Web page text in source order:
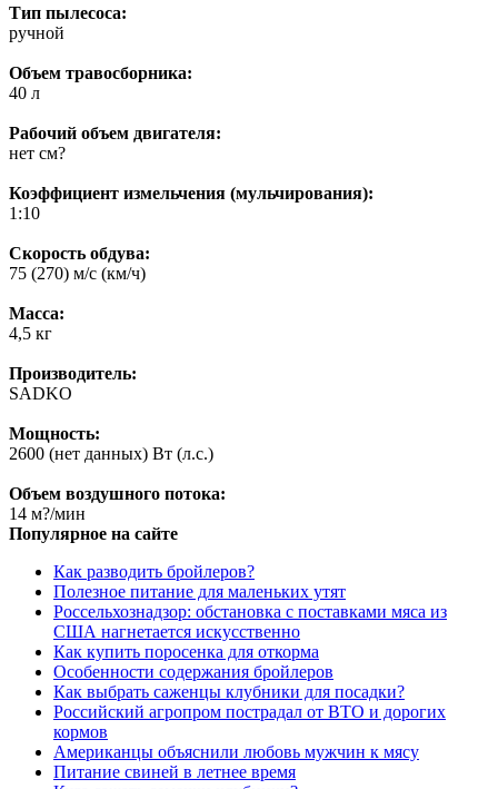
Тип пылесоса:
ручной
Объем травосборника:
40 л
Рабочий объем двигателя:
нет см?
Коэффициент измельчения (мульчирования):
1:10
Скорость обдува:
75 (270) м/с (км/ч)
Масса:
4,5 кг
Производитель:
SADKO
Мощность:
2600 (нет данных) Вт (л.с.)
Объем воздушного потока:
14 м?/мин
Популярное на сайте
Как разводить бройлеров?
Полезное питание для маленьких утят
Россельхознадзор: обстановка с поставками мяса из
США нагнетается искусственно
Как купить поросенка для откорма
Особенности содержания бройлеров
Как выбрать саженцы клубники для посадки?
Российский агропром пострадал от ВТО и дорогих
кормов
Американцы объяснили любовь мужчин к мясу
Питание свиней в летнее время